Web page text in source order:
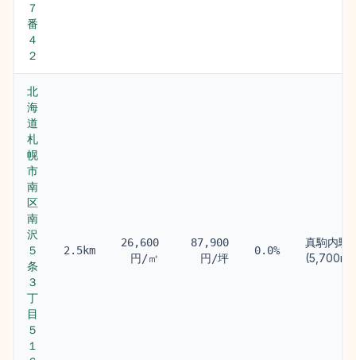
７
番
４
２
北
海
道
札
幌
市
南
区
南
沢
５
条
３
丁
目
５
１
2.5km
26,600
円/㎡
87,900
円/坪
0.0%
真駒内駅
(5,700m)